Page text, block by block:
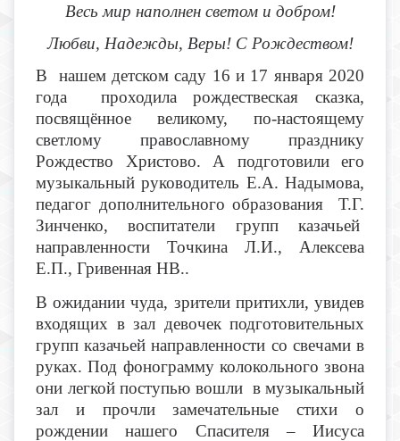
Весь мир наполнен светом и добром!
Любви, Надежды, Веры! С Рождеством!
В нашем детском саду 16 и 17 января 2020
года проходила рождествеская сказка,
посвящённое великому, по-настоящему
светлому православному празднику
Рождество Христово. А подготовили его
музыкальный руководитель Е.А. Надымова,
педагог дополнительного образования Т.Г.
Зинченко, воспитатели групп казачьей
направленности Точкина Л.И., Алексева
Е.П., Гривенная НВ..
В ожидании чуда, зрители притихли, увидев
входящих в зал девочек подготовительных
групп казачьей направленности со свечами в
руках. Под фонограмму колокольного звона
они легкой поступью вошли в музыкальный
зал и прочли замечательные стихи о
рождении нашего Спасителя – Иисуса